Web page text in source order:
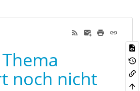
noch nicht